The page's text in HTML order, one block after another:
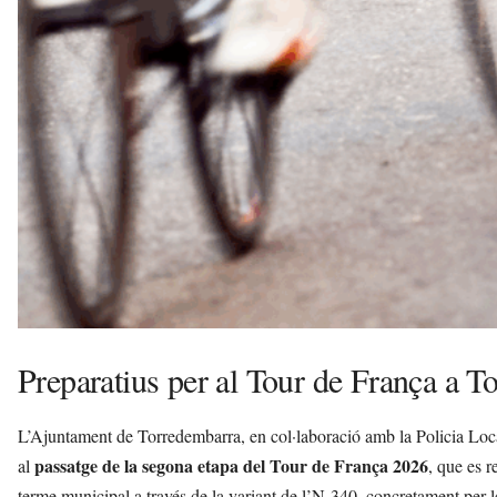
Preparatius per al Tour de França a
L’Ajuntament de Torredembarra, en col·laboració amb la Policia
alpassatge de la segona etapa del Tour de França 2026, que es